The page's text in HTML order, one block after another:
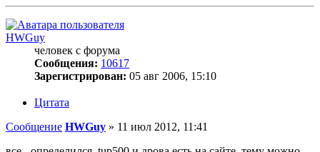
HWGuy
человек с форума
Сообщения: 10617
Зарегистрирован: 05 авг 2006, 15:10
Цитата
Сообщение HWGuy » 11 июл 2012, 11:41